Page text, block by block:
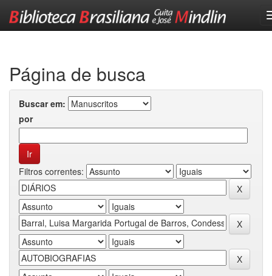
Página de busca
Buscar em:
por
Filtros correntes: